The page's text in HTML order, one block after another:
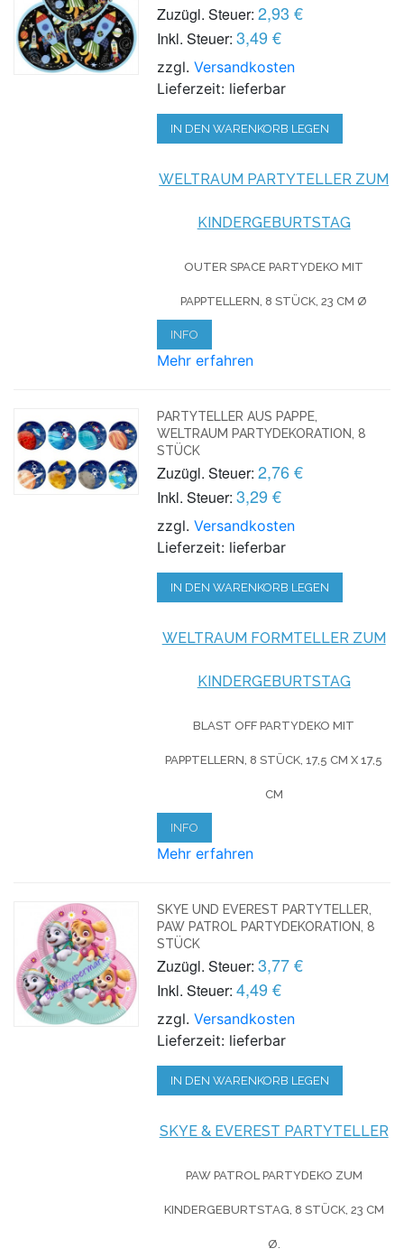
Zuzügl. Steuer: 2,93 €
Inkl. Steuer: 3,49 €
zzgl.Versandkosten
Lieferzeit: lieferbar
IN DEN WARENKORB LEGEN
WELTRAUM PARTYTELLER ZUM
KINDERGEBURTSTAG
OUTER SPACE PARTYDEKO MIT
PAPPTELLERN, 8 STÜCK, 23 CM Ø
INFO
Mehr erfahren
PARTYTELLER AUS PAPPE,
WELTRAUM PARTYDEKORATION, 8
STÜCK
Zuzügl. Steuer: 2,76 €
Inkl. Steuer: 3,29 €
zzgl.Versandkosten
Lieferzeit: lieferbar
IN DEN WARENKORB LEGEN
WELTRAUM FORMTELLER ZUM
KINDERGEBURTSTAG
BLAST OFF PARTYDEKO MIT
PAPPTELLERN, 8 STÜCK, 17,5 CM X 17,5
CM
INFO
Mehr erfahren
SKYE UND EVEREST PARTYTELLER,
PAW PATROL PARTYDEKORATION, 8
STÜCK
Zuzügl. Steuer: 3,77 €
Inkl. Steuer: 4,49 €
zzgl.Versandkosten
Lieferzeit: lieferbar
IN DEN WARENKORB LEGEN
SKYE & EVEREST PARTYTELLER
PAW PATROL PARTYDEKO ZUM
KINDERGEBURTSTAG, 8 STÜCK, 23 CM
Ø.